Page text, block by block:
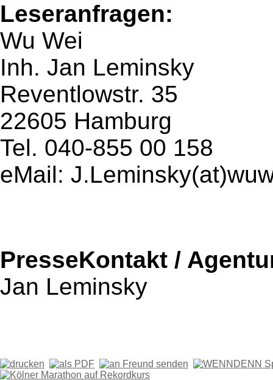
Leseranfragen:
Wu Wei
Inh. Jan Leminsky
Reventlowstr. 35
22605 Hamburg
Tel. 040-855 00 158
eMail:
PresseKontakt /
Jan Leminsky